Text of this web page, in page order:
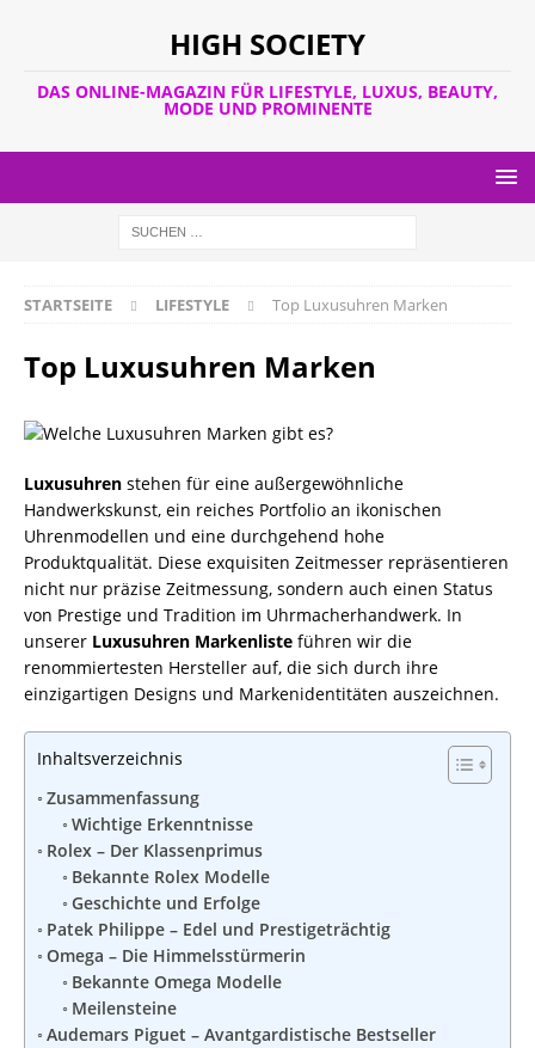
HIGH SOCIETY
DAS ONLINE-MAGAZIN FÜR LIFESTYLE, LUXUS, BEAUTY,
MODE UND PROMINENTE
STARTSEITE LIFESTYLE Top Luxusuhren Marken
Top Luxusuhren Marken
Luxusuhren stehen für eine außergewöhnliche
Handwerkskunst, ein reiches Portfolio an ikonischen
Uhrenmodellen und eine durchgehend hohe
Produktqualität. Diese exquisiten Zeitmesser repräsentieren
nicht nur präzise Zeitmessung, sondern auch einen Status
von Prestige und Tradition im Uhrmacherhandwerk. In
unserer Luxusuhren Markenliste führen wir die
renommiertesten Hersteller auf, die sich durch ihre
einzigartigen Designs und Markenidentitäten auszeichnen.
Inhaltsverzeichnis
Zusammenfassung
Wichtige Erkenntnisse
Rolex – Der Klassenprimus
Bekannte Rolex Modelle
Geschichte und Erfolge
Patek Philippe – Edel und Prestigeträchtig
Omega – Die Himmelsstürmerin
Bekannte Omega Modelle
Meilensteine
Audemars Piguet – Avantgardistische Bestseller